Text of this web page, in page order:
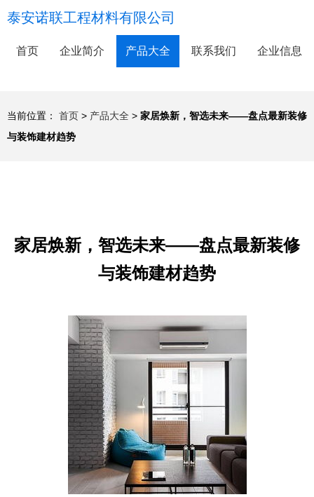
泰安诺联工程材料有限公司
首页 企业简介 产品大全 联系我们 企业信息
当前位置： 首页 > 产品大全 > 家居焕新，智选未来——盘点最新装修
与装饰建材趋势
家居焕新，智选未来——盘点最新装修
与装饰建材趋势